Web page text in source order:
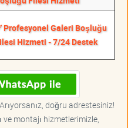
Profesyonel Galeri Boşluğu
Hizmeti - 7/24 Destek
Arıyorsanız, doğru adrestesiniz!
ve montajı hizmetlerimizle,